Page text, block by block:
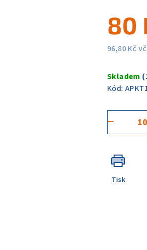
z
5
80
96,80 Kč
cena:
Skladem
Kód:
−
Tisk